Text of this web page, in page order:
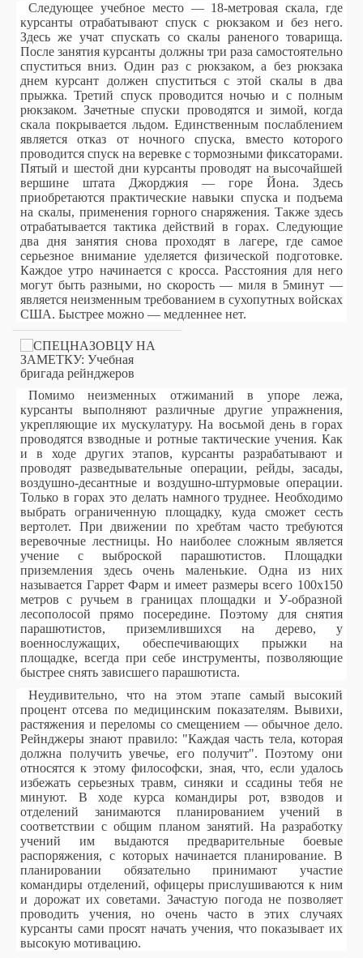
Следующее учебное место — 18-метровая скала, где
курсанты отрабатывают спуск с рюкзаком и без него.
Здесь же учат спускать со скалы раненого товарища.
После занятия курсанты должны три раза самостоятельно
спуститься вниз. Один раз с рюкзаком, а без рюкзака
днем курсант должен спуститься с этой скалы в два
прыжка. Третий спуск проводится ночью и с полным
рюкзаком. Зачетные спуски проводятся и зимой, когда
скала покрывается льдом. Единственным послаблением
является отказ от ночного спуска, вместо которого
проводится спуск на веревке с тормозными фиксаторами.
Пятый и шестой дни курсанты проводят на высочайшей
вершине штата Джорджия — горе Йона. Здесь
приобретаются практические навыки спуска и подъема
на скалы, применения горного снаряжения. Также здесь
отрабатывается тактика действий в горах. Следующие
два дня занятия снова проходят в лагере, где самое
серьезное внимание уделяется физической подготовке.
Каждое утро начинается с кросса. Расстояния для него
могут быть разными, но скорость — миля в 5минут —
является неизменным требованием в сухопутных войсках
США. Быстрее можно — медленнее нет.
Помимо неизменных отжиманий в упоре лежа,
курсанты выполняют различные другие упражнения,
укрепляющие их мускулатуру. На восьмой день в горах
проводятся взводные и ротные тактические учения. Как
и в ходе других этапов, курсанты разрабатывают и
проводят разведывательные операции, рейды, засады,
воздушно-десантные и воздушно-штурмовые операции.
Только в горах это делать намного труднее. Необходимо
выбрать ограниченную площадку, куда сможет сесть
вертолет. При движении по хребтам часто требуются
веревочные лестницы. Но наиболее сложным является
учение с выброской парашютистов. Площадки
приземления здесь очень маленькие. Одна из них
называется Гаррет Фарм и имеет размеры всего 100х150
метров с ручьем в границах площадки и У-образной
лесополосой прямо посередине. Поэтому для снятия
парашютистов, приземлившихся на дерево, у
военнослужащих, обеспечивающих прыжки на
площадке, всегда при себе инструменты, позволяющие
быстрее снять зависшего парашютиста.
Неудивительно, что на этом этапе самый высокий
процент отсева по медицинским показателям. Вывихи,
растяжения и переломы со смещением — обычное дело.
Рейнджеры знают правило: "Каждая часть тела, которая
должна получить увечье, его получит". Поэтому они
относятся к этому философски, зная, что, если удалось
избежать серьезных травм, синяки и ссадины тебя не
минуют. В ходе курса командиры рот, взводов и
отделений занимаются планированием учений в
соответствии с общим планом занятий. На разработку
учений им выдаются предварительные боевые
распоряжения, с которых начинается планирование. В
планировании обязательно принимают участие
командиры отделений, офицеры прислушиваются к ним
и дорожат их советами. Зачастую погода не позволяет
проводить учения, но очень часто в этих случаях
курсанты сами просят начать учения, что показывает их
высокую мотивацию.